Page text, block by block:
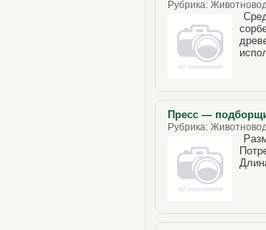
Рубрика:
Пресс —
Рубрика: